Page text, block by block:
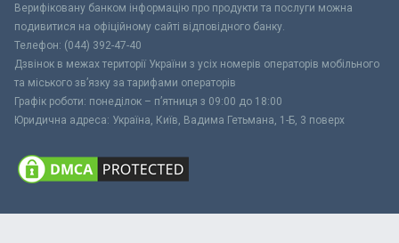
Верифіковану банком інформацію про продукти та послуги можна
подивитися на офіційному сайті відповідного банку.
Телефон: (044) 392-47-40
Дзвінок в межах території України з усіх номерів операторів мобільного
та міського зв’язку за тарифами операторів
Графік роботи: понеділок – п’ятниця з 09:00 до 18:00
Юридична адреса: Україна, Київ, Вадима Гетьмана, 1-Б, 3 поверх